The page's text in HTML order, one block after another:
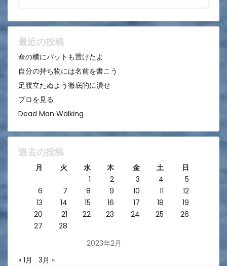
ョ
ン
最近の投稿
傘の横にバットも置けたよ
自分の持ち物には名前を書こう
足腰立たぬよう徹底的に潰せ
プロを見る
Dead Man Walking
過去の投稿
2023年2月
月 火 水 木 金 土
日
1
2 3 4
5
6
7 8 9 10 11
12
13
14 15 16 17 18
19
20
21 22 23 24 25
26
27
28
« 1月 3月 »